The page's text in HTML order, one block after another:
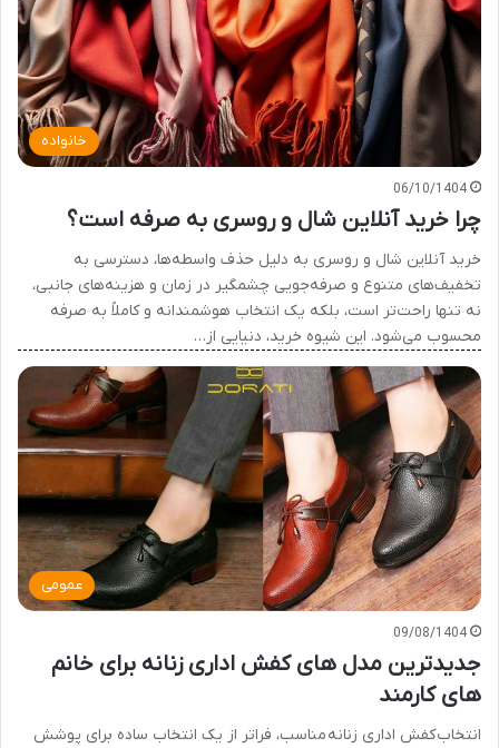
خانواده
06/10/1404
چرا خرید آنلاین شال و روسری به صرفه است؟
خرید آنلاین شال و روسری به دلیل حذف واسطه‌ها، دسترسی به
تخفیف‌های متنوع و صرفه‌جویی چشمگیر در زمان و هزینه‌های جانبی،
نه تنها راحت‌تر است، بلکه یک انتخاب هوشمندانه و کاملاً به صرفه
محسوب می‌شود. این شیوه خرید، دنیایی از…
عمومی
09/08/1404
جدیدترین مدل های کفش اداری زنانه برای خانم
های کارمند
انتخاب کفش اداری زنانه مناسب، فراتر از یک انتخاب ساده برای پوشش